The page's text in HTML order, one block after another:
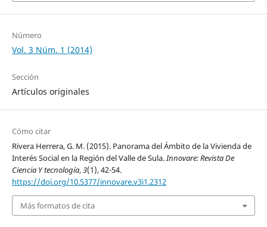
Número
Vol. 3 Núm. 1 (2014)
Sección
Artículos originales
Cómo citar
Rivera Herrera, G. M. (2015). Panorama del Ámbito de la Vivienda de
Interés Social en la Región del Valle de Sula.Innovare: Revista De
Ciencia Y tecnología,3(1), 42-54.
https://doi.org/10.5377/innovare.v3i1.2312
Más formatos de cita